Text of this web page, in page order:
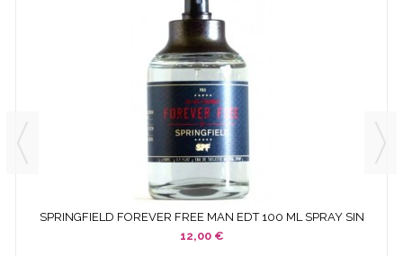
SPRINGFIELD FOREVER FREE MAN EDT 100 ML SPRAY SIN
CAJA NI...
12,00 €